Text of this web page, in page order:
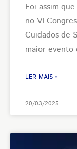
Foi assim
no VI
Cuidados de
maior evento
LER MAIS »
20/03/2025